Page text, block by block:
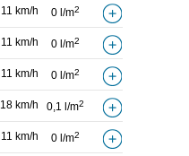
11 km/h 0 l/m2
11 km/h 0 l/m2
11 km/h 0 l/m2
18 km/h 0,1 l/m2
11 km/h 0 l/m2